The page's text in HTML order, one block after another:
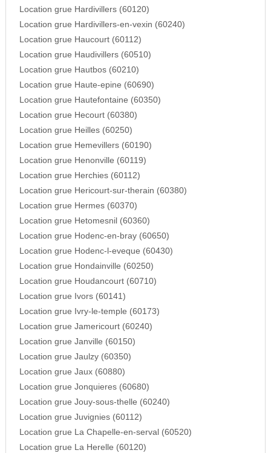
Location grue Hardivillers (60120)
Location grue Hardivillers-en-vexin (60240)
Location grue Haucourt (60112)
Location grue Haudivillers (60510)
Location grue Hautbos (60210)
Location grue Haute-epine (60690)
Location grue Hautefontaine (60350)
Location grue Hecourt (60380)
Location grue Heilles (60250)
Location grue Hemevillers (60190)
Location grue Henonville (60119)
Location grue Herchies (60112)
Location grue Hericourt-sur-therain (60380)
Location grue Hermes (60370)
Location grue Hetomesnil (60360)
Location grue Hodenc-en-bray (60650)
Location grue Hodenc-l-eveque (60430)
Location grue Hondainville (60250)
Location grue Houdancourt (60710)
Location grue Ivors (60141)
Location grue Ivry-le-temple (60173)
Location grue Jamericourt (60240)
Location grue Janville (60150)
Location grue Jaulzy (60350)
Location grue Jaux (60880)
Location grue Jonquieres (60680)
Location grue Jouy-sous-thelle (60240)
Location grue Juvignies (60112)
Location grue La Chapelle-en-serval (60520)
Location grue La Herelle (60120)